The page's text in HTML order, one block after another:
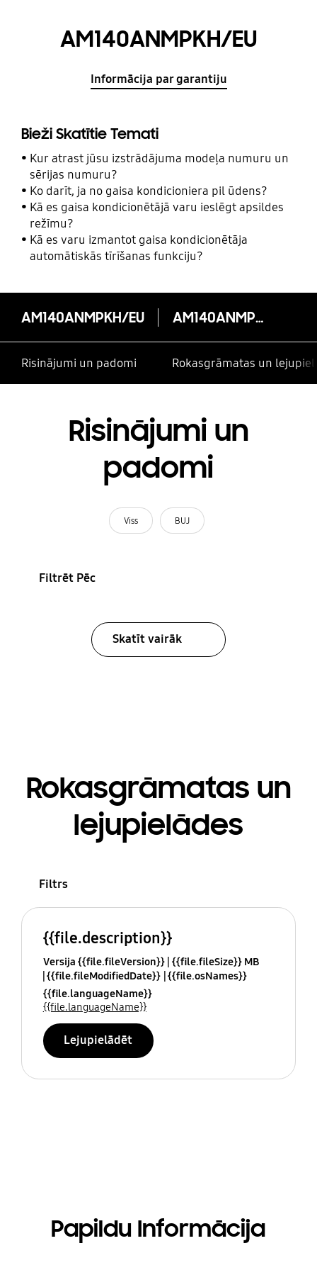
AM140ANMPKH/EU
Informācija par garantiju
Bieži Skatītie Temati
Kur atrast jūsu izstrādājuma modeļa numuru un
sērijas numuru?
Ko darīt, ja no gaisa kondicioniera pil ūdens?
Kā es gaisa kondicionētājā varu ieslēgt apsildes
režīmu?
Kā es varu izmantot gaisa kondicionētāja
automātiskās tīrīšanas funkciju?
AM140ANMPKH/EU AM140ANMPKH/EU
Risinājumi un padomi Rokasgrāmatas un
Risinājumi un
padomi
Viss BUJ
Filtrēt Pēc
Skatīt vairāk
Rokasgrāmatas un
lejupielādes
Filtrs
{{file.description}}
Versija {{file.fileVersion}} {{file.fileSize}} MB
{{file.fileModifiedDate}} {{file.osNames}}
{{file.languageName}}
{{file.languageName}}
Lejupielādēt
Papildu Informācija